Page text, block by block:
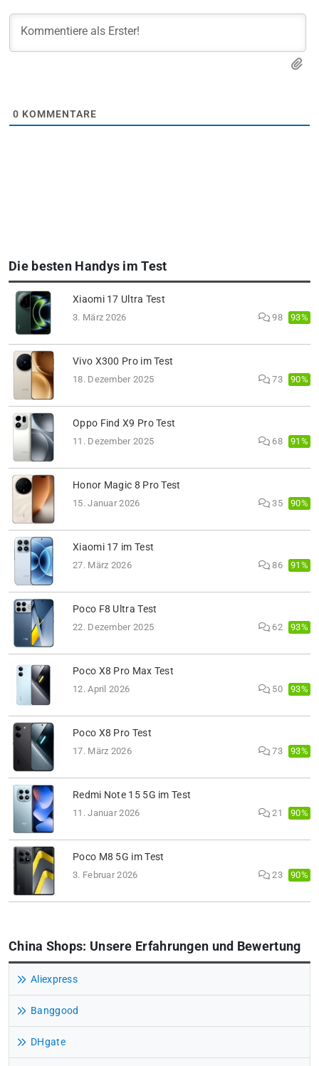
0 KOMMENTARE
Die besten Handys im Test
Xiaomi 17 Ultra Test
3. März 2026 98 93%
Vivo X300 Pro im Test
18. Dezember 2025 73 90%
Oppo Find X9 Pro Test
11. Dezember 2025 68 91%
Honor Magic 8 Pro Test
15. Januar 2026 35 90%
Xiaomi 17 im Test
27. März 2026 86 91%
Poco F8 Ultra Test
22. Dezember 2025 62 93%
Poco X8 Pro Max Test
12. April 2026 50 93%
Poco X8 Pro Test
17. März 2026 73 93%
Redmi Note 15 5G im Test
11. Januar 2026 21 90%
Poco M8 5G im Test
3. Februar 2026 23 90%
China Shops: Unsere Erfahrungen und Bewertung
Aliexpress
Banggood
DHgate